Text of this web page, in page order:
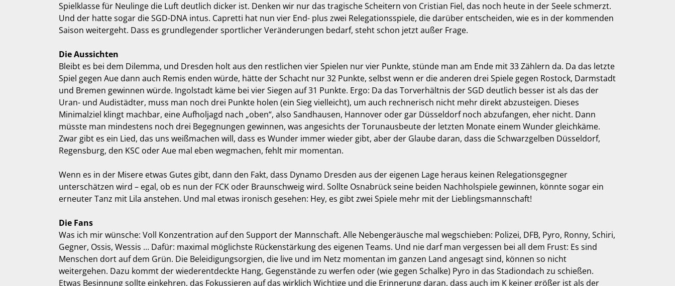
Spielklasse für Neulinge die Luft deutlich dicker ist. Denken wir nur das tragische Scheitern von Cristian Fiel, das noch heute in der Seele schmerzt.
Und der hatte sogar die SGD-DNA intus. Capretti hat nun vier End- plus zwei Relegationsspiele, die darüber entscheiden, wie es in der kommenden
Saison weitergeht. Dass es grundlegender sportlicher Veränderungen bedarf, steht schon jetzt außer Frage.
Die Aussichten
Bleibt es bei dem Dilemma, und Dresden holt aus den restlichen vier Spielen nur vier Punkte, stünde man am Ende mit 33 Zählern da. Da das letzte
Spiel gegen Aue dann auch Remis enden würde, hätte der Schacht nur 32 Punkte, selbst wenn er die anderen drei Spiele gegen Rostock, Darmstadt
und Bremen gewinnen würde. Ingolstadt käme bei vier Siegen auf 31 Punkte. Ergo: Da das Torverhältnis der SGD deutlich besser ist als das der
Uran- und Audistädter, muss man noch drei Punkte holen (ein Sieg vielleicht), um auch rechnerisch nicht mehr direkt abzusteigen. Dieses
Minimalziel klingt machbar, eine Aufholjagd nach „oben“, also Sandhausen, Hannover oder gar Düsseldorf noch abzufangen, eher nicht. Dann
müsste man mindestens noch drei Begegnungen gewinnen, was angesichts der Torunausbeute der letzten Monate einem Wunder gleichkäme.
Zwar gibt es ein Lied, das uns weißmachen will, dass es Wunder immer wieder gibt, aber der Glaube daran, dass die Schwarzgelben Düsseldorf,
Regensburg, den KSC oder Aue mal eben wegmachen, fehlt mir momentan.
Wenn es in der Misere etwas Gutes gibt, dann den Fakt, dass Dynamo Dresden aus der eigenen Lage heraus keinen Relegationsgegner
unterschätzen wird – egal, ob es nun der FCK oder Braunschweig wird. Sollte Osnabrück seine beiden Nachholspiele gewinnen, könnte sogar ein
erneuter Tanz mit Lila anstehen. Und mal etwas ironisch gesehen: Hey, es gibt zwei Spiele mehr mit der Lieblingsmannschaft!
Die Fans
Was ich mir wünsche: Voll Konzentration auf den Support der Mannschaft. Alle Nebengeräusche mal wegschieben: Polizei, DFB, Pyro, Ronny, Schiri,
Gegner, Ossis, Wessis … Dafür: maximal möglichste Rückenstärkung des eigenen Teams. Und nie darf man vergessen bei all dem Frust: Es sind
Menschen dort auf dem Grün. Die Beleidigungsorgien, die live und im Netz momentan im ganzen Land angesagt sind, können so nicht
weitergehen. Dazu kommt der wiederentdeckte Hang, Gegenstände zu werfen oder (wie gegen Schalke) Pyro in das Stadiondach zu schießen.
Etwas Besinnung sollte einkehren, das Fokussieren auf das wirklich Wichtige und die Erinnerung daran, dass auch im K keiner größer ist als der